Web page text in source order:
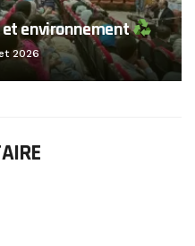
et environnement
2026